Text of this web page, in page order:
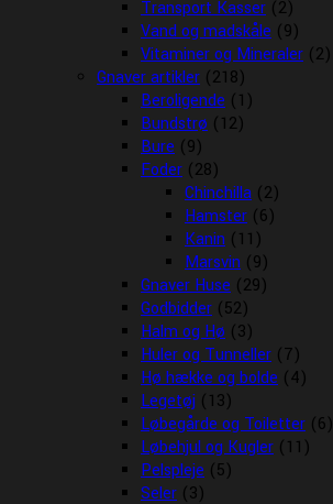
Transport Kasser (2)
Vand og madskåle (9)
Vitaminer og Mineraler (2)
Gnaver artikler (218)
Beroligende (1)
Bundstrø (12)
Bure (9)
Foder (28)
Chinchilla (2)
Hamster (6)
Kanin (11)
Marsvin (9)
Gnaver Huse (29)
Godbidder (52)
Halm og Hø (3)
Huler og Tunneller (7)
Hø hække og bolde (4)
Legetøj (13)
Løbegårde og Toiletter (6)
Løbehjul og Kugler (11)
Pelspleje (5)
Seler (3)